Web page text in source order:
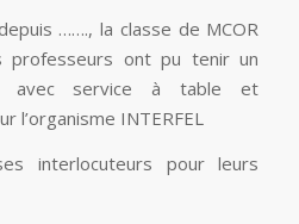
……., la classe de MCOR
professeurs ont pu tenir un
avec service à table et
l’organisme INTERFEL
interlocuteurs pour leurs